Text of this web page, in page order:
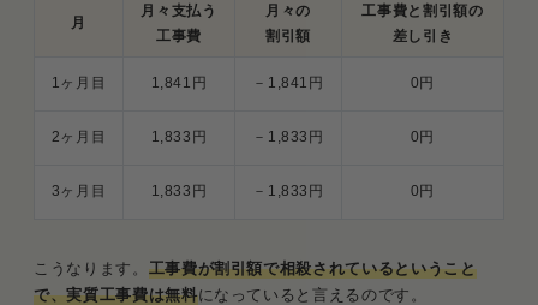
月
月々支払う
工事費
月々の
割引額
工事費と割引額の
差し引き
1ヶ月目 1,841円 －1,841円 0円
2ヶ月目 1,833円 －1,833円 0円
3ヶ月目 1,833円 －1,833円 0円
こうなります。 工事費が割引額で相殺されているということ
で、実質工事費は無料になっていると言えるのです。